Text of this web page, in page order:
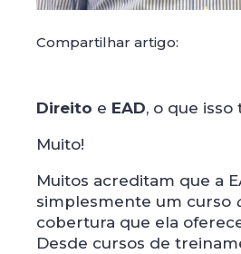
Compartilhar artigo:
Direito e EAD, o que isso
Muito!
Muitos acreditam que a
simplesmente um curso
cobertura que ela
Desde cursos de